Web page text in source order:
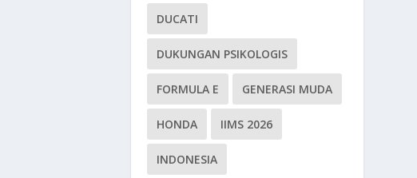
DUCATI
DUKUNGAN PSIKOLOGIS
FORMULA E GENERASI MUDA
HONDA IIMS 2026
INDONESIA